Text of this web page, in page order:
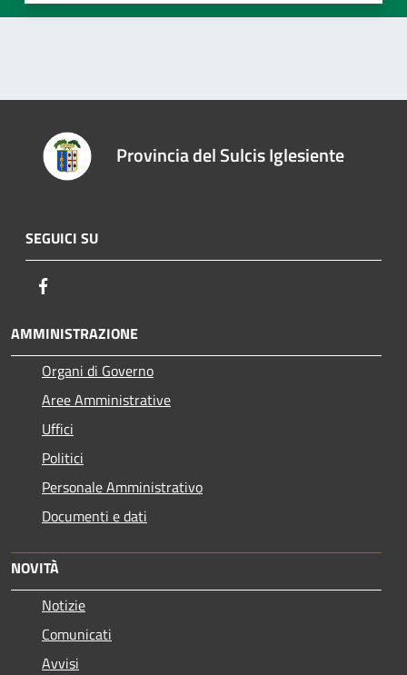
Provincia del Sulcis Iglesiente
SEGUICI SU
AMMINISTRAZIONE
Organi di Governo
Aree Amministrative
Uffici
Politici
Personale Amministrativo
Documenti e dati
NOVITÀ
Notizie
Comunicati
Avvisi